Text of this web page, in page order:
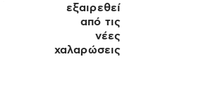
εξαιρεθεί
από τις
νέες
χαλαρώσεις